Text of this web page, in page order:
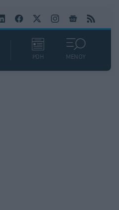
ΡΟΗ ΜΕΝΟΥ